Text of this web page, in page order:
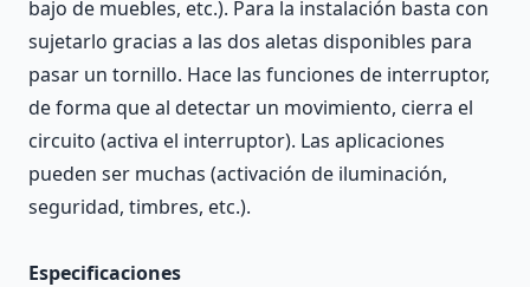
bajo de muebles, etc.). Para la instalación basta con
sujetarlo gracias a las dos aletas disponibles para
pasar un tornillo. Hace las funciones de interruptor,
de forma que al detectar un movimiento, cierra el
circuito (activa el interruptor). Las aplicaciones
pueden ser muchas (activación de iluminación,
seguridad, timbres, etc.).
Especificaciones